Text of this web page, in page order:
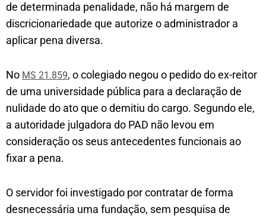
de determinada penalidade, não há margem de
discricionariedade que autorize o administrador a
aplicar pena diversa.
No MS 21.859, o colegiado negou o pedido do ex-reitor
de uma universidade pública para a declaração de
nulidade do ato que o demitiu do cargo. Segundo ele,
a autoridade julgadora do PAD não levou em
consideração os seus antecedentes funcionais ao
fixar a pena.
O servidor foi investigado por contratar de forma
desnecessária uma fundação, sem pesquisa de